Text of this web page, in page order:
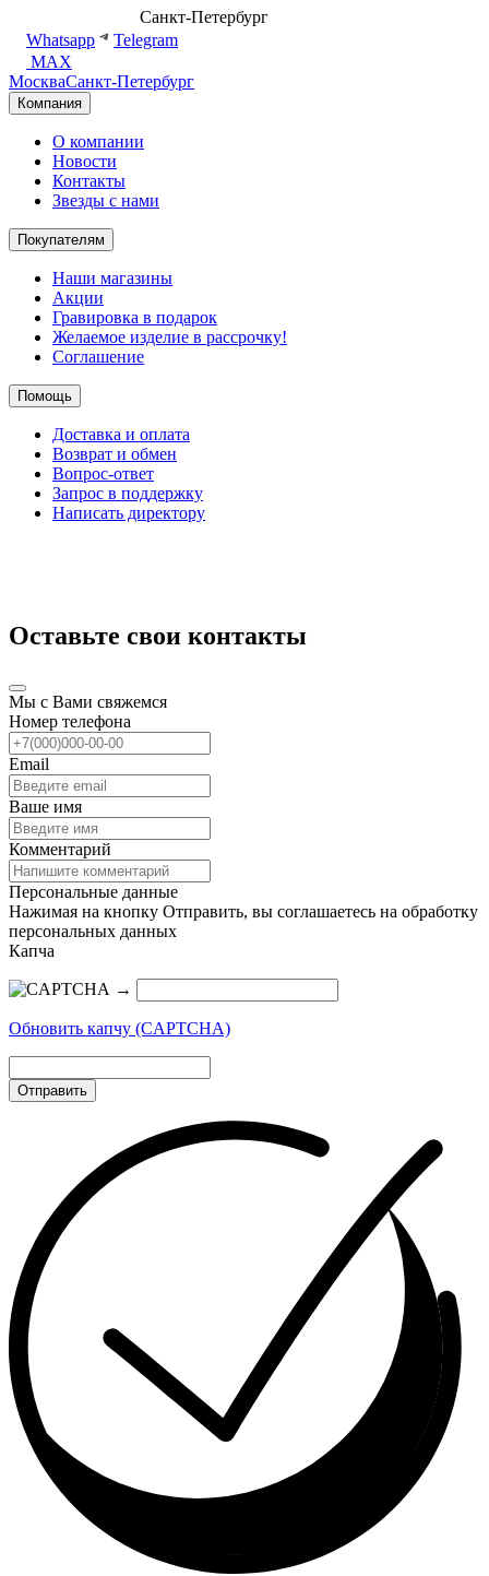
Санкт-Петербург
Whatsapp
Telegram
MAX
МоскваСанкт-Петербург
Компания
О компании
Новости
Контакты
Звезды с нами
Покупателям
Наши магазины
Акции
Гравировка в подарок
Желаемое изделие в рассрочку!
Соглашение
Помощь
Доставка и оплата
Возврат и обмен
Вопрос-ответ
Запрос в поддержку
Написать директору
Оставьте свои контакты
Мы с Вами свяжемся
Номер телефона
Email
Ваше имя
Комментарий
Персональные данные
Нажимая на кнопку Отправить, вы соглашаетесь на обработку
персональных данных
Капча
→
Обновить капчу (CAPTCHA)
Отправить